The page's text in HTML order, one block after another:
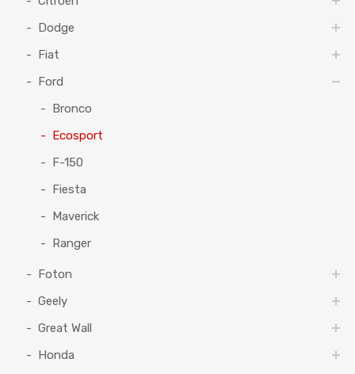
Dodge
Fiat
Ford
Bronco
Ecosport
F-150
Fiesta
Maverick
Ranger
Foton
Geely
Great Wall
Honda